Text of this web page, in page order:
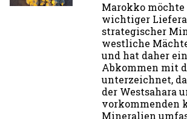
Marokko möchte
wichtiger
strategischer
westliche
und hat daher
Abkommen mit
unterzeichnet,
der Westsahara
vorkommenden
Mineralien